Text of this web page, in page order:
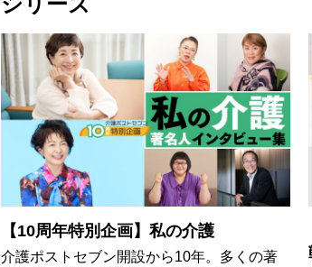
【10周年特別企画】私の介護
介護ポストセブン開設から10年。多くの著